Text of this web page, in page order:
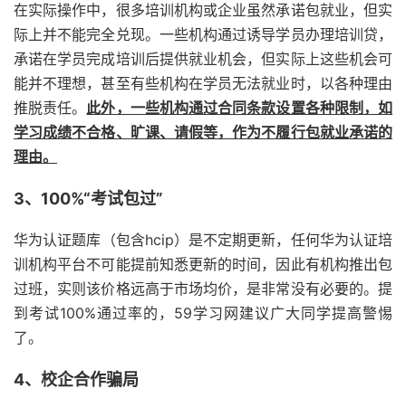
在实际操作中，很多培训机构或企业虽然承诺包就业，但实
际上并不能完全兑现。一些机构通过诱导学员办理培训贷，
承诺在学员完成培训后提供就业机会，但实际上这些机会可
能并不理想，甚至有些机构在学员无法就业时，以各种理由
推脱责任。此外，一些机构通过合同条款设置各种限制，如
学习成绩不合格、旷课、请假等，作为不履行包就业承诺的
理由。
3、100%“考试包过”
华为认证题库（包含hcip）是不定期更新，任何华为认证培
训机构平台不可能提前知悉更新的时间，因此有机构推出包
过班，实则该价格远高于市场均价，是非常没有必要的。提
到考试100%通过率的，59学习网建议广大同学提高警惕
了。
4、校企合作骗局